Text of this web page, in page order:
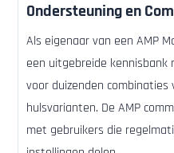
Ondersteuning en
Als eigenaar van een AMP
een uitgebreide
voor duizenden combinaties
hulsvarianten. De AMP
met gebruikers die